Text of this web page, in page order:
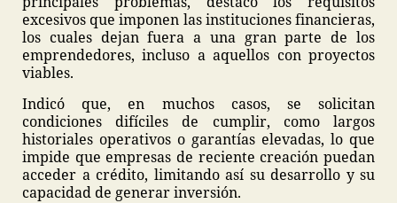
excesivos que imponen las instituciones financieras,
los cuales dejan fuera a una gran parte de los
emprendedores, incluso a aquellos con proyectos
viables.
Indicó que, en muchos casos, se solicitan
condiciones difíciles de cumplir, como largos
historiales operativos o garantías elevadas, lo que
impide que empresas de reciente creación puedan
acceder a crédito, limitando así su desarrollo y su
capacidad de generar inversión.